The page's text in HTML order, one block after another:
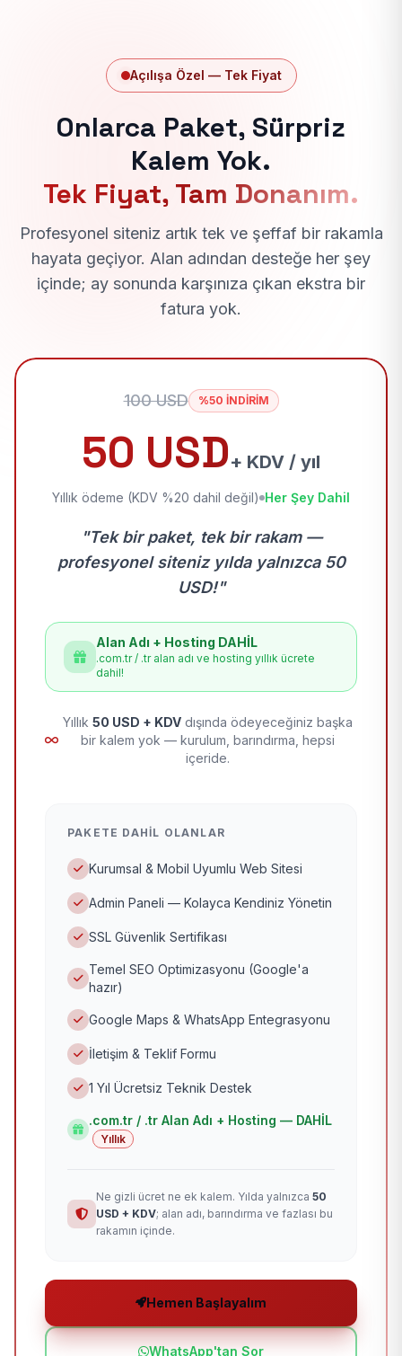
Açılışa Özel — Tek Fiyat
Onlarca Paket, Sürpriz
Kalem Yok.
Tek Fiyat, Tam Donanım.
Profesyonel siteniz artık tek ve şeffaf bir rakamla
hayata geçiyor. Alan adından desteğe her şey
içinde; ay sonunda karşınıza çıkan ekstra bir
fatura yok.
100 USD %50 İNDİRİM
50 USD+ KDV / yıl
Yıllık ödeme (KDV %20 dahil değil) Her Şey Dahil
"Tek bir paket, tek bir rakam —
profesyonel siteniz yılda yalnızca 50
USD!"
Alan Adı + Hosting DAHİL
.com.tr / .tr alan adı ve hosting yıllık ücrete
dahil!
Yıllık 50 USD + KDV dışında ödeyeceğiniz başka
bir kalem yok — kurulum, barındırma, hepsi
içeride.
PAKETE DAHIL OLANLAR
Kurumsal & Mobil Uyumlu Web Sitesi
Admin Paneli — Kolayca Kendiniz Yönetin
SSL Güvenlik Sertifikası
Temel SEO Optimizasyonu (Google'a
hazır)
Google Maps & WhatsApp Entegrasyonu
İletişim & Teklif Formu
1 Yıl Ücretsiz Teknik Destek
.com.tr / .tr Alan Adı + Hosting — DAHİL
Yıllık
Ne gizli ücret ne ek kalem. Yılda yalnızca 50
USD + KDV; alan adı, barındırma ve fazlası bu
rakamın içinde.
Hemen Başlayalım
WhatsApp'tan Sor